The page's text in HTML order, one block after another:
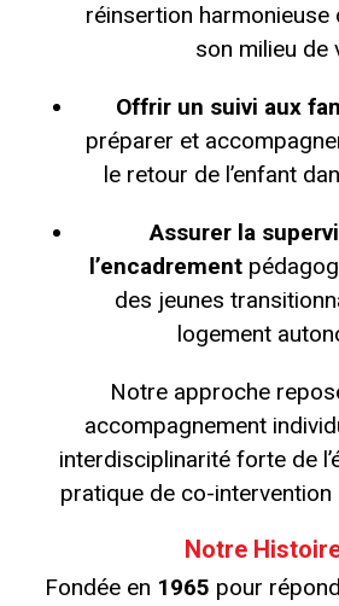
réinsertion harmonieuse
son milieu de
Offrir un suivi aux
préparer et
le retour de l’enfant
Assurer la
l’encadrement
des jeunes
logement
Notre approche
accompagnement
interdisciplinarité forte de
pratique de co-intervention
Notre
Fondée en 1965 pour